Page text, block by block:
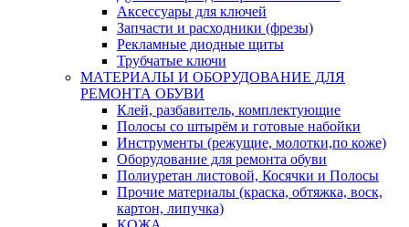
Аксессуары для ключей
Запчасти и расходники (фрезы)
Рекламные диодные щиты
Трубчатые ключи
МАТЕРИАЛЫ И ОБОРУДОВАНИЕ ДЛЯ
РЕМОНТА ОБУВИ
Клей, разбавитель, комплектующие
Полосы со штырём и готовые набойки
Инструменты (режущие, молотки,по коже)
Оборудование для ремонта обуви
Полиуретан листовой, Косячки и Полосы
Прочие материалы (краска, обтяжка, воск,
картон, липучка)